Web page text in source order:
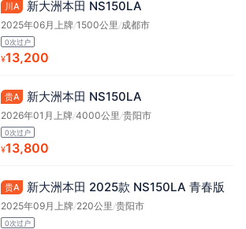
川A 新大洲本田 NS150LA
2025年06月上牌/1500公里 /成都市
0次过户
¥13,200
贵A 新大洲本田 NS150LA
2026年01月上牌/4000公里 /贵阳市
0次过户
¥13,800
贵A 新大洲本田 2025款 NS150LA 青春版
2025年09月上牌/220公里 /贵阳市
0次过户